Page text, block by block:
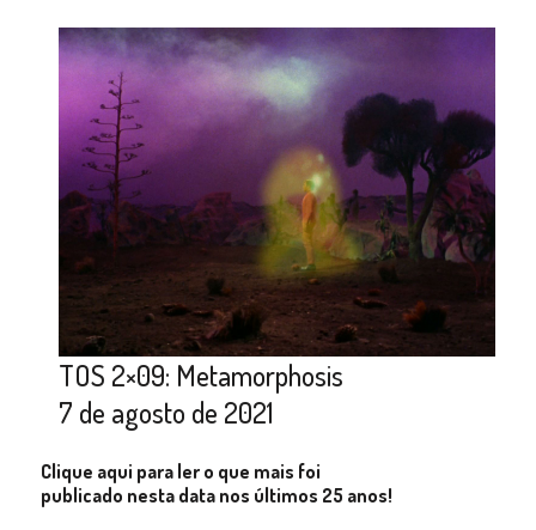
TOS 2×09: Metamorphosis
7 de agosto de 2021
Clique aqui para ler o que mais foi
publicado nesta data nos últimos 25 anos!